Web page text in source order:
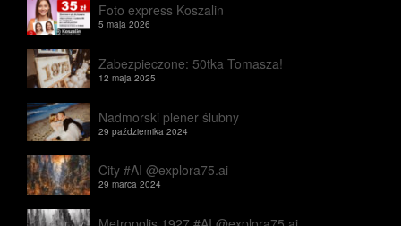
Foto express Koszalin
5 maja 2026
Zabezpieczone: 50tka Tomasza!
12 maja 2025
Nadmorski plener ślubny
29 października 2024
City #AI @explora75.ai
29 marca 2024